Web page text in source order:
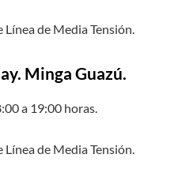
de Media Tensión.
Minga Guazú.
a 19:00 horas.
de Media Tensión.